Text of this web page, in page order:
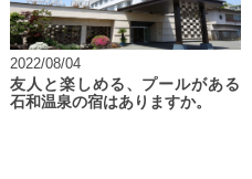
2022/08/04
友人と楽しめる、プールがある
石和温泉の宿はありますか。